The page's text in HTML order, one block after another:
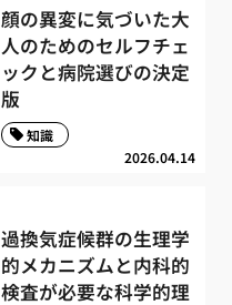
顔の異変に気づいた大
人のためのセルフチェ
ックと病院選びの決定
版
2026.04.14
知識
過換気症候群の生理学
的メカニズムと内科的
検査が必要な科学的理